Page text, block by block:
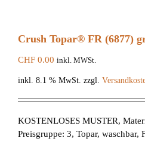
Crush Topar® FR (6877)
CHF 0.00 inkl. MWSt.
inkl. 8.1 % MwSt. zzgl.
KOSTENLOSES MUSTER,
Preisgruppe: 3, Topar, waschbar,